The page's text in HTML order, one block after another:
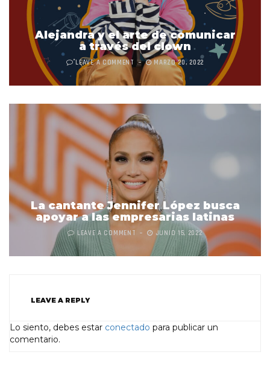
Alejandra y el arte de comunicar
a través del clown
LEAVE A COMMENT MARZO 20, 2022
La cantante Jennifer López busca
apoyar a las empresarias latinas
LEAVE A COMMENT JUNIO 15, 2022
LEAVE A REPLY
Lo siento, debes estar conectado para publicar un
comentario.